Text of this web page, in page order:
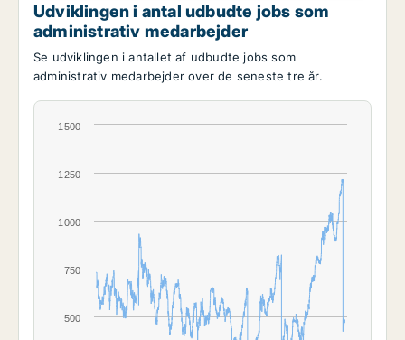
Udviklingen i antal udbudte jobs som
administrativ medarbejder
Se udviklingen i antallet af udbudte jobs som
administrativ medarbejder over de seneste tre år.
1000
500
750
1250
1500